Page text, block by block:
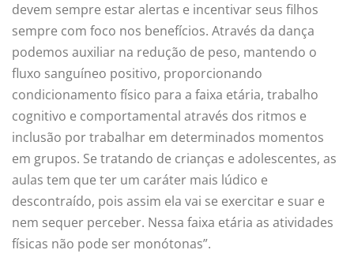
devem sempre estar alertas e incentivar seus filhos
sempre com foco nos benefícios. Através da dança
podemos auxiliar na redução de peso, mantendo o
fluxo sanguíneo positivo, proporcionando
condicionamento físico para a faixa etária, trabalho
cognitivo e comportamental através dos ritmos e
inclusão por trabalhar em determinados momentos
em grupos. Se tratando de crianças e adolescentes, as
aulas tem que ter um caráter mais lúdico e
descontraído, pois assim ela vai se exercitar e suar e
nem sequer perceber. Nessa faixa etária as atividades
físicas não pode ser monótonas”.